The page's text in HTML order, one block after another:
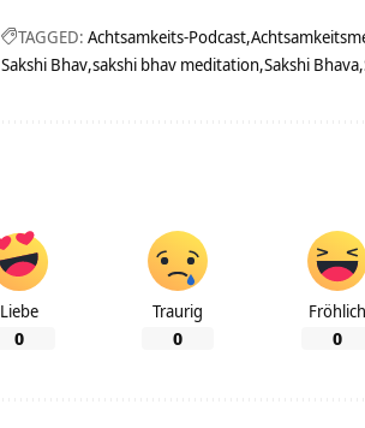
TAGGED: Achtsamkeits-Podcast
Sakshi Bhav sakshi bhav meditation Sakshi Bhava
Liebe
0
Traurig
0
Fröhlich
0